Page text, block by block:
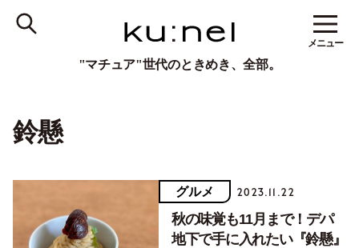
"マチュア"世代のときめき、全部。
メニュー
鈴懸
グルメ 2023.11.22
秋の味覚も11月まで！デパ
地下で手に入れたい『鈴懸』